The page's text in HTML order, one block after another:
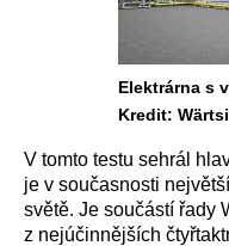
Elektrárna s
Kredit:
V tomto testu sehrál
je v současnosti
světě. Je součástí řady
z nejúčinnějších